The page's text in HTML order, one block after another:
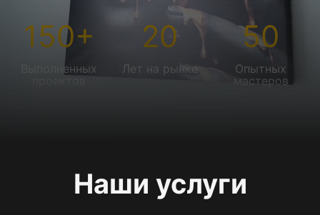
150+
Выполненных
20
Лет на рынке
50
Опытных
мастеров
Наши услуги